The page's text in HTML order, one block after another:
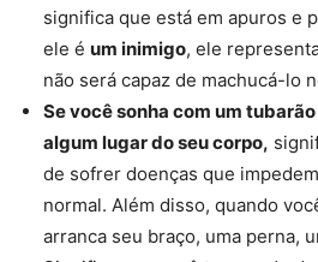
significa que está em apuros e
ele é um inimigo, ele
não será capaz de machucá-lo
Se você sonha com um
algum lugar do seu corpo,
de sofrer doenças que
normal. Além disso, quando
arranca seu braço, uma perna,